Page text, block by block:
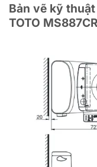
Bản vẽ kỹ
TOTO